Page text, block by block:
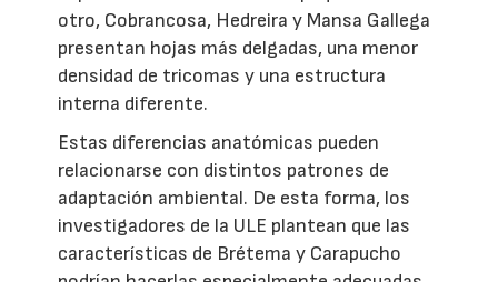
otro, Cobrancosa, Hedreira y Mansa Gallega
presentan hojas más delgadas, una menor
densidad de tricomas y una estructura
interna diferente.
Estas diferencias anatómicas pueden
relacionarse con distintos patrones de
adaptación ambiental. De esta forma, los
investigadores de la ULE plantean que las
características de Brétema y Carapucho